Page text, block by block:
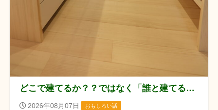
どこで建てるか？？ではなく「誰と建てるか？？」です！！
2026年08月07日 おもしろい話